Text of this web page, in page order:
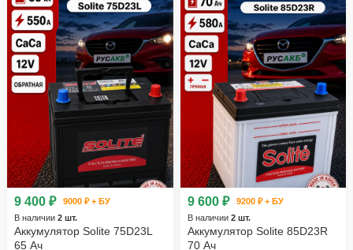
9 400 ₽
9000 ₽ + БУ
В наличии 2 шт.
Аккумулятор Solite 75D23L
65 Ач
9 600 ₽
9200 ₽ + БУ
В наличии 2 шт.
Аккумулятор Solite 85D23R
70 Ач